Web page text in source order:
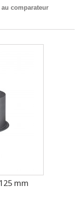
comparateur
mm